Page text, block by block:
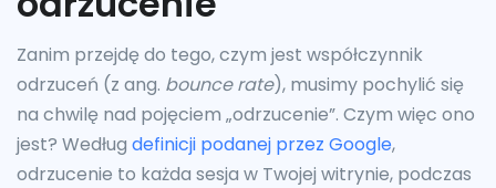
Zanim przejdę do tego, czym jest współczynnik
odrzuceń (z ang. bounce rate), musimy pochylić się
na chwilę nad pojęciem „odrzucenie”. Czym więc ono
jest? Według definicji podanej przez Google,
odrzucenie to każda sesja w Twojej witrynie, podczas